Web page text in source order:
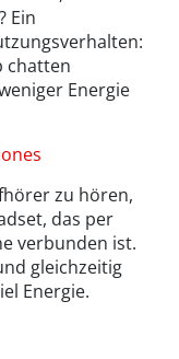
Ein
chatten
Energie
zu hören,
das per
verbunden ist.
gleichzeitig
Energie.